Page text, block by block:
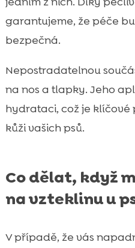
garantujeme, že péče
bezpečná.
Nepostradatelnou
na nos a tlapky. Jeho
hydrataci, což je
kůži vašich psů.
Co dělat, když
na vzteklinu u
V případě, že vás